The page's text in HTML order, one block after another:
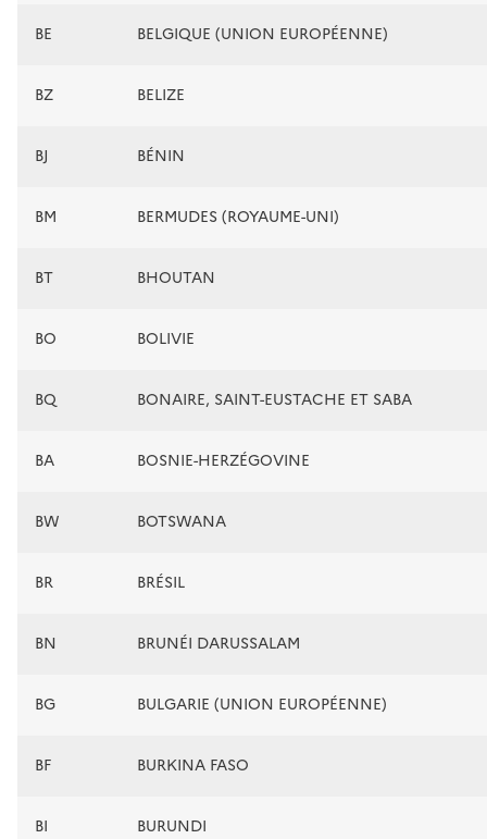
BE BELGIQUE (UNION EUROPÉENNE)
BZ BELIZE
BJ BÉNIN
BM BERMUDES (ROYAUME-UNI)
BT BHOUTAN
BO BOLIVIE
BQ BONAIRE, SAINT-EUSTACHE ET SABA
BA BOSNIE-HERZÉGOVINE
BW BOTSWANA
BR BRÉSIL
BN BRUNÉI DARUSSALAM
BG BULGARIE (UNION EUROPÉENNE)
BF BURKINA FASO
BI BURUNDI